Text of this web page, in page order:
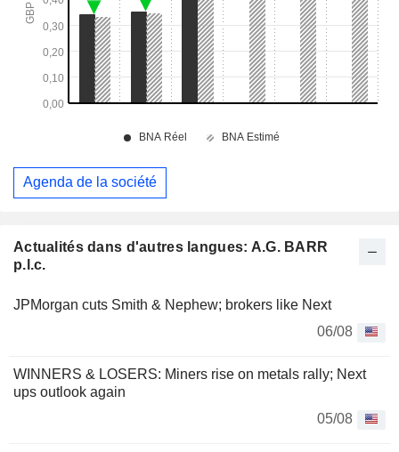
Actualités dans d'autres langues: A.G. BARR
p.l.c.
JPMorgan cuts Smith & Nephew; brokers like Next
06/08
WINNERS & LOSERS: Miners rise on metals rally; Next
ups outlook again
05/08
Agenda de la société